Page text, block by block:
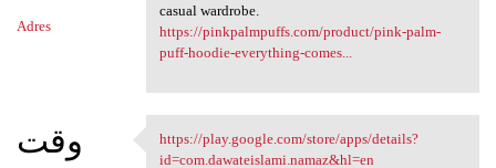
Adres
casual wardrobe.
https://pinkpalmpuffs.com/product/pink-palm-
puff-hoodie-everything-comes...
وقت https://play.google.com/store
https://play.google.com/store/apps/details?
id=com.dawateislami.namaz&hl=en